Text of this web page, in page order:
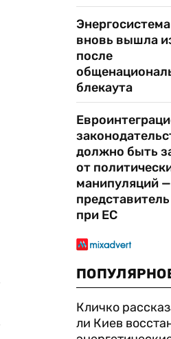
вновь вышла
после
блекаута
должно быть
от
манипуляций
при ЕС
Кличко
ли Киев